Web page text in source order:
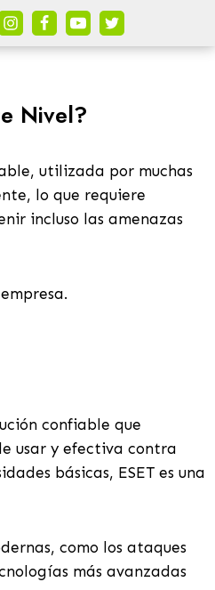
Nivel?
utilizada por muchas
lo que requiere
incluso las amenazas
confiable que
usar y efectiva contra
básicas, ESET es una
como los ataques
más avanzadas